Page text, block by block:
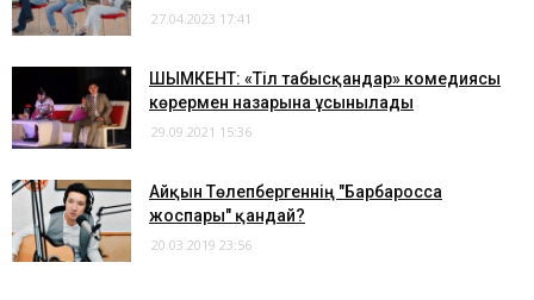
27.04.2023 17:41
ШЫМКЕНТ: «Тіл табысқандар» комедиясы
көрермен назарына ұсынылады
29.09.2021 15:36
Айқын Төлепбергеннің "Барбаросса
жоспары" қандай?
20.03.2019 23:56